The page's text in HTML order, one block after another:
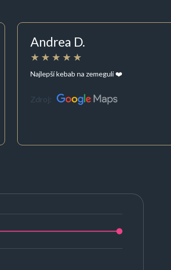
Andrea D.
Najlepší kebab na zemeguli ❤️
Zdroj: